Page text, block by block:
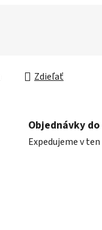
Zdieľať
Objednávky do
Expedujeme v ten